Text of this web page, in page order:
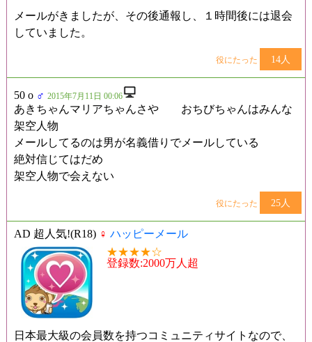
メールがきましたが、その後通報し、１時間後には退会
していました。
役にたった 14人
50 o ♂ 2015年7月11日 00:06
あきちゃんマリアちゃんさや おちびちゃんはみんな
架空人物
メールしてるのは男が名義借りでメールしている
絶対信じてはだめ
架空人物で会えない
役にたった 25人
AD 超人気!(R18) ♀ ハッピーメール
★★★★☆
登録数:2000万人超
日本最大級の会員数を持つコミュニティサイトなので、